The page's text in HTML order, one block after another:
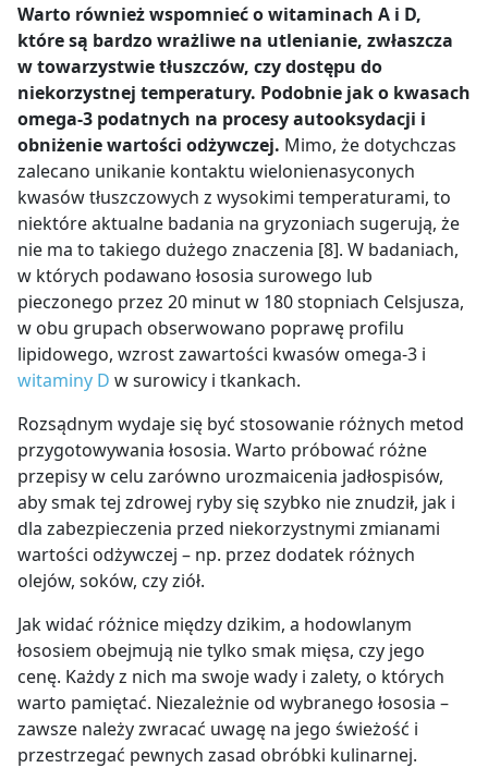
Warto również wspomnieć o witaminach A i D,
które są bardzo wrażliwe na utlenianie, zwłaszcza
w towarzystwie tłuszczów, czy dostępu do
niekorzystnej temperatury. Podobnie jak o kwasach
omega-3 podatnych na procesy autooksydacji i
obniżenie wartości odżywczej. Mimo, że dotychczas
zalecano unikanie kontaktu wielonienasyconych
kwasów tłuszczowych z wysokimi temperaturami, to
niektóre aktualne badania na gryzoniach sugerują, że
nie ma to takiego dużego znaczenia [8]. W badaniach,
w których podawano łososia surowego lub
pieczonego przez 20 minut w 180 stopniach Celsjusza,
w obu grupach obserwowano poprawę profilu
lipidowego, wzrost zawartości kwasów omega-3 i
witaminy D w surowicy i tkankach.
Rozsądnym wydaje się być stosowanie różnych metod
przygotowywania łososia. Warto próbować różne
przepisy w celu zarówno urozmaicenia jadłospisów,
aby smak tej zdrowej ryby się szybko nie znudził, jak i
dla zabezpieczenia przed niekorzystnymi zmianami
wartości odżywczej – np. przez dodatek różnych
olejów, soków, czy ziół.
Jak widać różnice między dzikim, a hodowlanym
łososiem obejmują nie tylko smak mięsa, czy jego
cenę. Każdy z nich ma swoje wady i zalety, o których
warto pamiętać. Niezależnie od wybranego łososia –
zawsze należy zwracać uwagę na jego świeżość i
przestrzegać pewnych zasad obróbki kulinarnej.